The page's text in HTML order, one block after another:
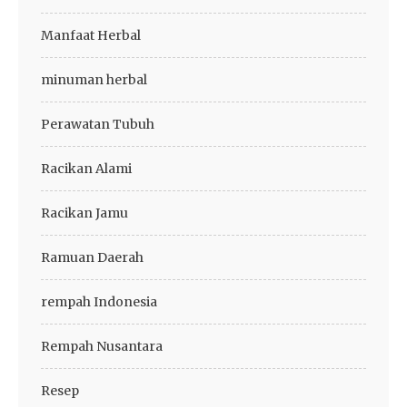
Manfaat Herbal
minuman herbal
Perawatan Tubuh
Racikan Alami
Racikan Jamu
Ramuan Daerah
rempah Indonesia
Rempah Nusantara
Resep